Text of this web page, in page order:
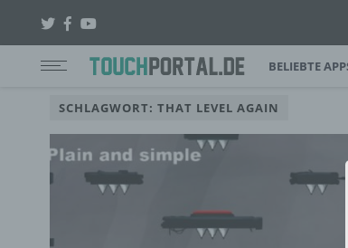
BELIEBTE
SCHLAGWORT: THAT LEVEL AGAIN